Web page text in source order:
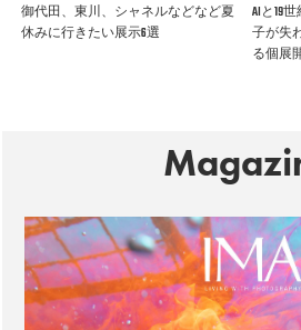
御代田、東川、シャネルなどなど夏
休みに行きたい展示6選
AIと19
子が失
る個展